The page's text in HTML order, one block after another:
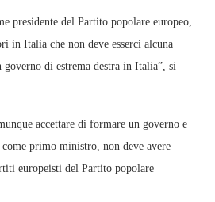
presidente del Partito popolare europeo,
in Italia che non deve esserci alcuna
governo di estrema destra in Italia”, si
accettare di formare un governo e
primo ministro, non deve avere
europeisti del Partito popolare